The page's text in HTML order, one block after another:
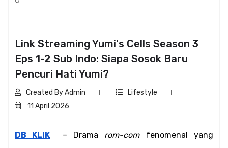
Link Streaming Yumi's Cells Season 3
Eps 1-2 Sub Indo: Siapa Sosok Baru
Pencuri Hati Yumi?
Created By Admin
Lifestyle
11 April 2026
DB KLIK – Drama rom-com fenomenal yang